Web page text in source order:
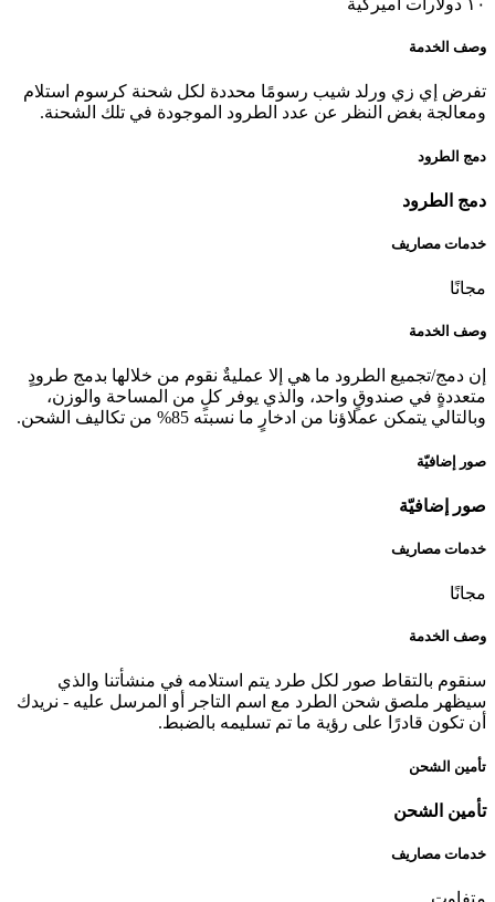
١٠ دولارات أميركية
وصف الخدمة
تفرض إي زي ورلد شيب رسومًا محددة لكل شحنة كرسوم استلام
ومعالجة بغض النظر عن عدد الطرود الموجودة في تلك الشحنة.
دمج الطرود
دمج الطرود
خدمات مصاريف
مجانًا
وصف الخدمة
إن دمج/تجميع الطرود ما هي إلا عمليةٌ نقوم من خلالها بدمج طرودٍ
متعددةٍ في صندوقٍ واحد، والذي يوفر كلٍ من المساحة والوزن،
وبالتالي يتمكن عملاؤنا من ادخارٍ ما نسبته 85% من تكاليف الشحن.
صور إضافيّة
صور إضافيّة
خدمات مصاريف
مجانًا
وصف الخدمة
سنقوم بالتقاط صور لكل طرد يتم استلامه في منشأتنا والذي
سيظهر ملصق شحن الطرد مع اسم التاجر أو المرسل عليه - نريدك
أن تكون قادرًا على رؤية ما تم تسليمه بالضبط.
تأمين الشحن
تأمين الشحن
خدمات مصاريف